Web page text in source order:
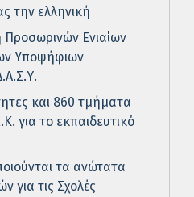
την ελληνική
Ενιαίων
Υποψήφιων
και 860 τμήματα
για το εκπαιδευτικό
τα ανώτατα
για τις Σχολές